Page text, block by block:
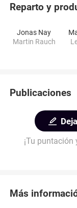
Reparto y
Jonas Nay
Martin Rauch
Publicaciones
¡Tu puntación
Más